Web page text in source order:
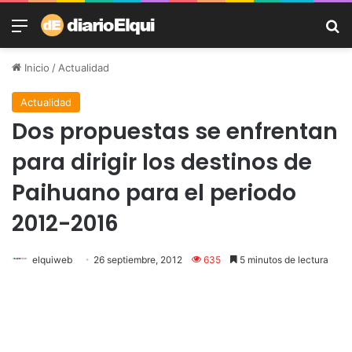
Menú
Inicio /Actualidad
Actualidad
Dos propuestas se enfrentan
para dirigir los destinos de
Paihuano para el periodo
2012-2016
elquiweb 26 septiembre, 2012 635 5 minutos de lectura